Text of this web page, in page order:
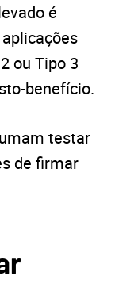
é
ou Tipo 3
benefício.
testar
de firmar